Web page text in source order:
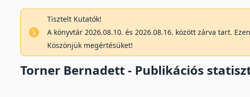
Tisztelt Kutatók!
A könyvtár 2026.08.10. és 2026.08.16. között zárva tart.
Köszönjük megértésüket!
Torner Bernadett - Publikációs